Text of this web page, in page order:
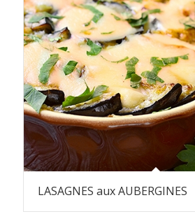
LASAGNES aux AUBERGINES